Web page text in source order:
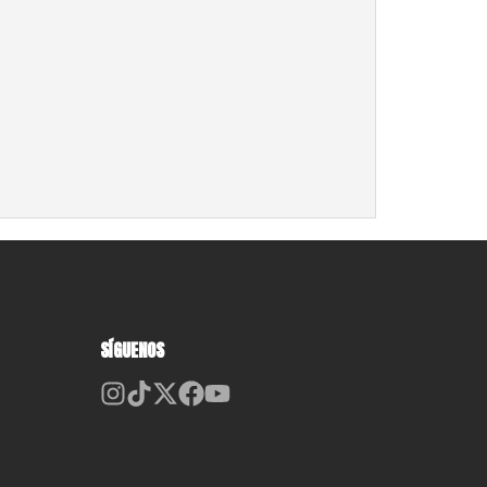
SÍGUENOS